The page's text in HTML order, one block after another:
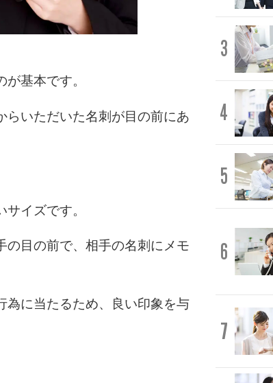
基本です。
らいただいた名刺が目の前にあ
イズです。
の目の前で、相手の名刺にメモ
為に当たるため、良い印象を与
3
4
5
6
7